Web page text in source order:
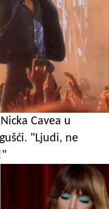
Cavea u
"Ljudi, ne